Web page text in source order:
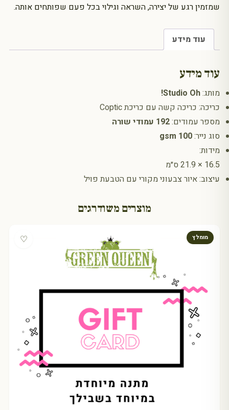
שמזמין רגע של יצירה, השראה וגילוי בכל פעם שפותחים אותה.
עוד מידע
עוד מידע
מותג:Studio Oh!
כריכה: כריכה קשה עם כריכת Coptic
מספר עמודים:192 עמודי שורה
סוג נייר:100 gsm
מידות:
16.5 × 21.9 ס״מ
עיצוב: איור צבעוני מקורי עם הטבעת פויל
מוצרים משודרגים
מומלץ ♡